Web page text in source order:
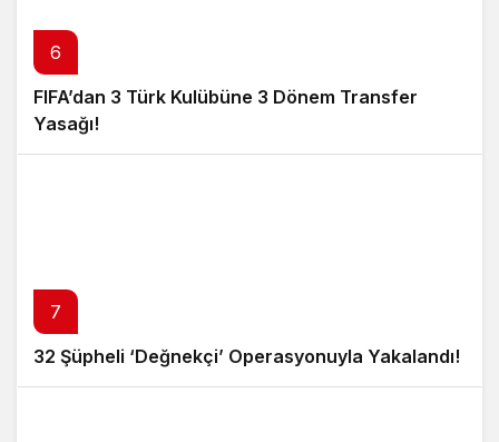
6
FIFA’dan 3 Türk Kulübüne 3 Dönem Transfer
Yasağı!
7
32 Şüpheli ‘Değnekçi’ Operasyonuyla Yakalandı!